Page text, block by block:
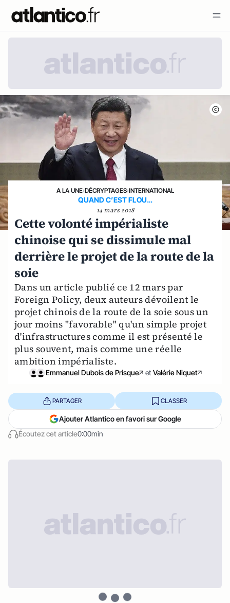
A LA UNE›DÉCRYPTAGES›INTERNATIONAL
QUAND C’EST FLOU…
14 mars 2018
Cette volonté impérialiste
chinoise qui se dissimule mal
derrière le projet de la route de la
soie
Dans un article publié ce 12 mars par
Foreign Policy, deux auteurs dévoilent le
projet chinois de la route de la soie sous un
jour moins "favorable" qu'un simple projet
d'infrastructures comme il est présenté le
plus souvent, mais comme une réelle
ambition impérialiste.
Emmanuel Dubois de Prisque et Valérie Niquet
Écoutez cet article0:00min
PARTAGER CLASSER
Ajouter Atlantico en favori sur Google